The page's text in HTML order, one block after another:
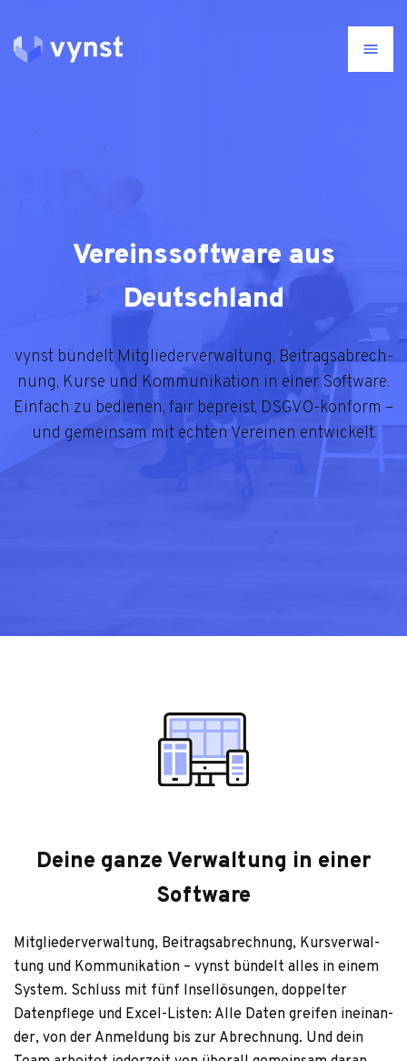
Vereinssoftware aus
Deutschland
vynst bün­delt Mit­glie­der­ver­wal­tung, Bei­trags­ab­rech­
nung, Kurse und Kom­mu­ni­ka­tion in einer Soft­ware.
Ein­fach zu bedie­nen, fair bepreist, DSGVO-kon­form –
und gemein­sam mit ech­ten Ver­ei­nen ent­wi­ckelt.
Deine ganze Verwaltung in einer
Software
Mit­glie­der­ver­wal­tung, Bei­trags­ab­rech­nung, Kurs­ver­wal­
tung und Kom­mu­ni­ka­tion – vynst bün­delt alles in einem
Sys­tem. Schluss mit fünf Insel­lö­sun­gen, dop­pel­ter
Daten­pflege und Excel-Lis­ten: Alle Daten grei­fen inein­an­
der, von der Anmel­dung bis zur Abrech­nung. Und dein